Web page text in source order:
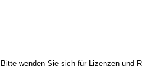
Bitte wenden Sie sich für Lizenzen und